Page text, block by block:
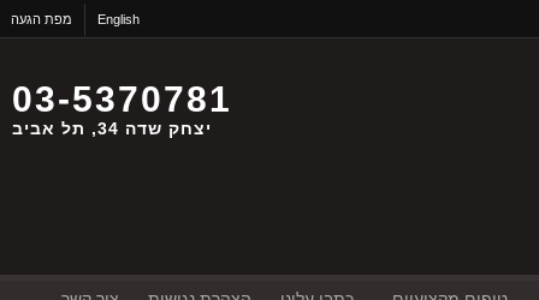
English מפת הגעה
03-5370781
יצחק שדה 34, תל אביב